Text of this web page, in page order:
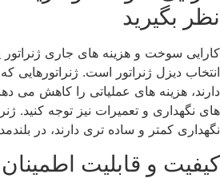
نظر بگیرید
کارایی سوخت و هزینه‌ های جاری
انتخاب دیزل ژنراتور است.
دارند، هزینه ‌های عملیاتی را کاهش می‌
‌های نگهداری و تعمیرات نیز توجه کنید.
نگهداری کمتر و ساده ‌تری دارند، در
کیفیت و قابلیت اطمینان